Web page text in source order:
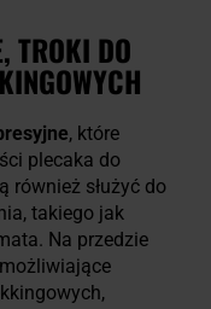
TROKI DO
, które
plecaka do
również służyć do
takiego jak
Na przedzie